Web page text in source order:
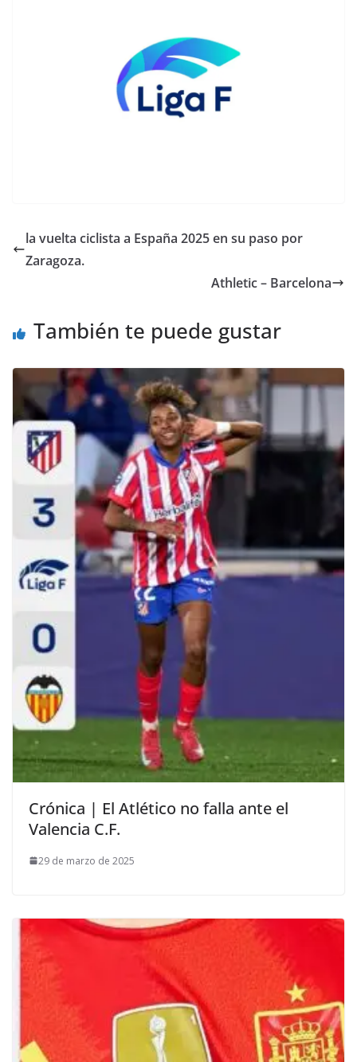
la vuelta ciclista a España 2025 en su paso por
Zaragoza.
Athletic – Barcelona
También te puede gustar
Crónica | El Atlético no falla ante el
Valencia C.F.
29 de marzo de 2025